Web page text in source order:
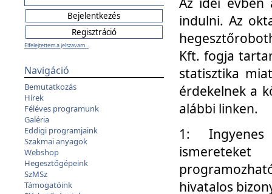
Elfelejtettem a jelszavam...
Navigáció
Bemutatkozás
Hírek
Féléves programunk
Galéria
Eddigi programjaink
Szakmai anyagok
Webshop
Hegesztőgépeink
SzMSz
Támogatóink
indulni. Az
Kft. fogja
statisztika
érdekelnek a
alábbi linken.
1: Ingyenes
hivatalos